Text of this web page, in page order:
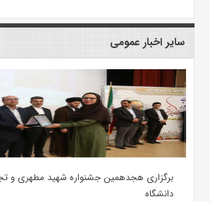
سایر اخبار عمومی
برگزاری هجدهمین جشنواره شهید مطهری و
دانشگاه